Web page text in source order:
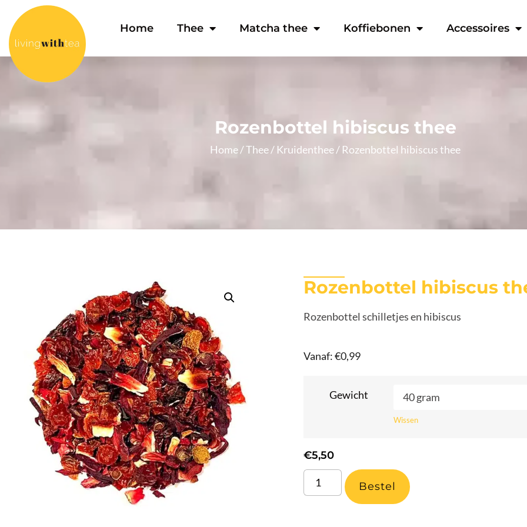
Home Thee Matcha thee Koffiebonen Accessoires
Rozenbottel hibiscus thee
Home/Thee/ Kruidenthee/ Rozenbottel hibiscus thee
Rozenbottel hibiscus
Rozenbottel schilletjes en hibiscus
Vanaf:€0,99
Gewicht
Wissen
€5,50
Bestel